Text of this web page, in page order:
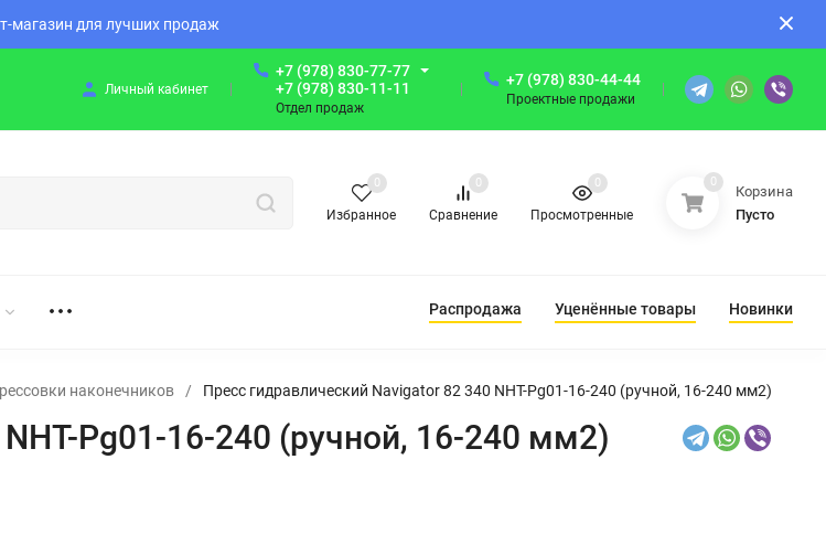
магазин для лучших продаж
Личный кабинет
+7 (978) 830-77-77
+7 (978) 830-11-11
Отдел продаж
+7 (978) 830-44-44
Проектные продажи
Избранное
0
Сравнение
0
Просмотренные
0 0
Корзина
Пусто
Распродажа Уценённые товары Новинки
наконечников / Пресс гидравлический Navigator 82 340 NHT-Pg01-16-240 (ручной, 16-240 мм2)
Pg01-16-240 (ручной, 16-240 мм2)